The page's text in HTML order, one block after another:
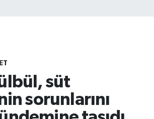
süt
sorunlarını
Haberleri